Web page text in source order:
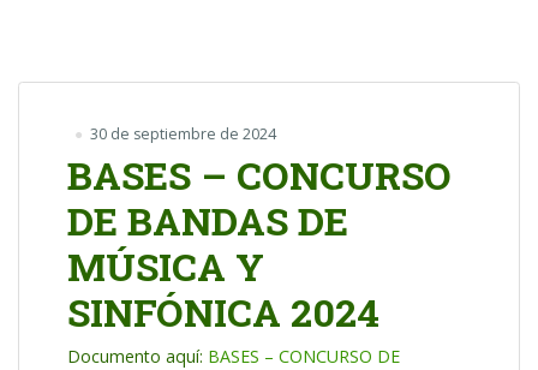
30 de septiembre de 2024
BASES – CONCURSO
DE BANDAS DE
MÚSICA Y
SINFÓNICA 2024
Documento aquí: BASES – CONCURSO DE